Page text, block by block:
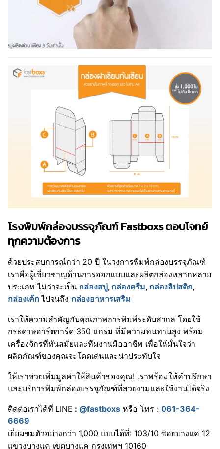
โรงพิมพ์กล่องบรรจุภัณฑ์ Fastboxs ตอบโจทย์
ทุกความต้องการ
ด้วยประสบการณ์กว่า 20 ปี ในวงการพิมพ์กล่องบรรจุภัณฑ์
เราคือผู้เชี่ยวชาญด้านการออกแบบและผลิตกล่องหลากหลาย
ประเภท ไม่ว่าจะเป็น กล่องสบู่, กล่องครีม, กล่องลิปสติก,
กล่องเค้ก ไปจนถึง กล่องอาหารเสริม
เราให้ความสำคัญกับคุณภาพการพิมพ์ระดับสากล โดยใช้
กระดาษอาร์ตการ์ด 350 แกรม ที่มีความทนทานสูง พร้อม
เครื่องจักรที่ทันสมัยและทีมงานมืออาชีพ เพื่อให้มั่นใจว่า
ผลิตภัณฑ์ของคุณจะโดดเด่นและน่าประทับใจ
ให้เราช่วยเพิ่มมูลค่าให้สินค้าของคุณ! เราพร้อมให้คำปรึกษา
และบริการพิมพ์กล่องบรรจุภัณฑ์ที่สวยงามและใช้งานได้จริง
ติดต่อเราได้ที่ LINE : @fastboxs หรือ โทร : 061-364-
6669
เยี่ยมชมตัวอย่างกว่า 1,000 แบบได้ที่: 103/10 ซอยบางแค 12
แขวงบางแค เขตบางแค กรุงเทพฯ 10160